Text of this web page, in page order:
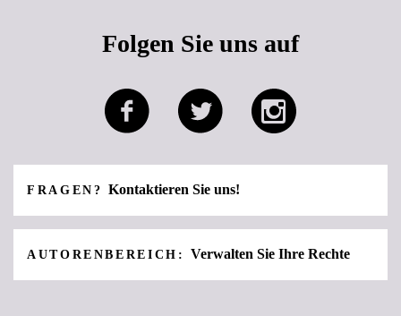
Folgen Sie uns auf
FRAGEN?Kontaktieren Sie uns!
AUTORENBEREICH: Verwalten Sie Ihre Rechte